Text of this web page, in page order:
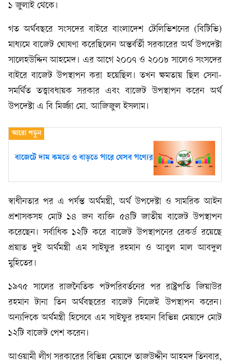
১ জুলাই থেকে।
গত অর্থবছরে সংসদের বাইরে বাংলাদেশ টেলিভিশনের (বিটিভি)
মাধ্যমে বাজেট ঘোষণা করেছিলেন অন্তর্বর্তী সরকারের অর্থ উপদেষ্টা
সালেহউদ্দিন আহমেদ। এর আগে ২০০৭ ও ২০০৮ সালেও সংসদের
বাইরে বাজেট উপস্থাপন করা হয়েছিল। তখন ক্ষমতায় ছিল সেনা-
সমর্থিত তত্ত্বাবধায়ক সরকার এবং বাজেট উপস্থাপন করেন অর্থ
উপদেষ্টা এ বি মির্জ্জা মো. আজিজুল ইসলাম।
বাজেটে দাম কমতে ও বাড়তে পারে যেসব পণ্যের
স্বাধীনতার পর এ পর্যন্ত অর্থমন্ত্রী, অর্থ উপদেষ্টা ও সামরিক আইন
প্রশাসকসহ মোট ১৪ জন ব্যক্তি ৫৪টি জাতীয় বাজেট উপস্থাপন
করেছেন। সর্বাধিক ১২টি করে বাজেট উপস্থাপনের রেকর্ড রয়েছে
প্রয়াত দুই অর্থমন্ত্রী এম সাইফুর রহমান ও আবুল মাল আবদুল
মুহিতের।
১৯৭৫ সালের রাজনৈতিক পটপরিবর্তনের পর রাষ্ট্রপতি জিয়াউর
রহমান টানা তিন অর্থবছরের বাজেট নিজেই উপস্থাপন করেন।
অন্যদিকে অর্থমন্ত্রী হিসেবে এম সাইফুর রহমান বিভিন্ন মেয়াদে মোট
১২টি বাজেট পেশ করেন।
আওয়ামী লীগ সরকারের বিভিন্ন মেয়াদে তাজউদ্দীন আহমদ তিনবার,